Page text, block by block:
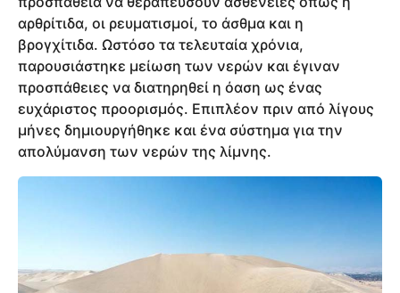
αρθρίτιδα, οι ρευματισμοί, το άσθμα και η
βρογχίτιδα. Ωστόσο τα τελευταία χρόνια,
παρουσιάστηκε μείωση των νερών και έγιναν
προσπάθειες να διατηρηθεί η όαση ως ένας
ευχάριστος προορισμός. Επιπλέον πριν από λίγους
μήνες δημιουργήθηκε και ένα σύστημα για την
απολύμανση των νερών της λίμνης.